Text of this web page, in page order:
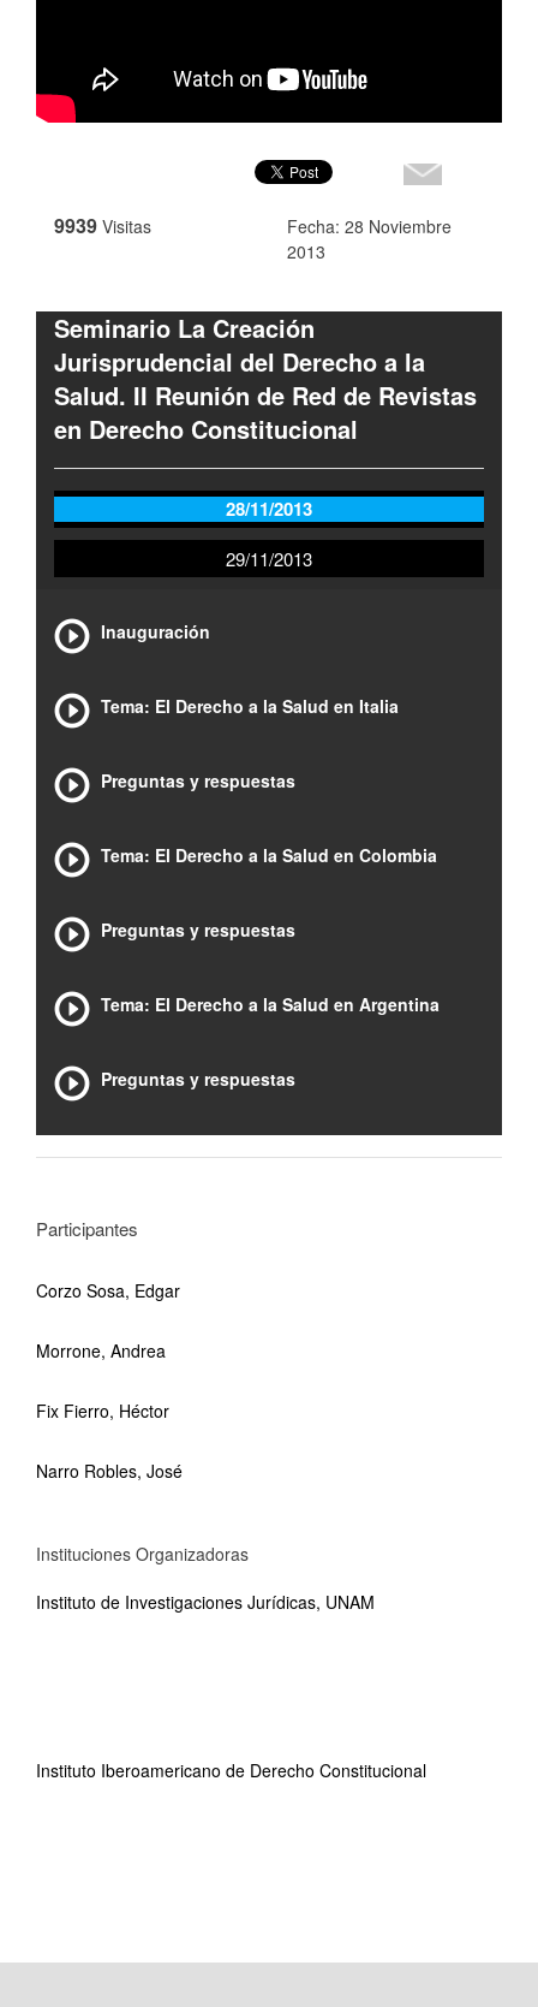
9939 Visitas
Fecha: 28 Noviembre
2013
Seminario La Creación
Jurisprudencial del Derecho a la
Salud. II Reunión de Red de Revistas
en Derecho Constitucional
28/11/2013
29/11/2013
Inauguración
Tema: El Derecho a la Salud en Italia
Preguntas y respuestas
Tema: El Derecho a la Salud en Colombia
Preguntas y respuestas
Tema: El Derecho a la Salud en Argentina
Preguntas y respuestas
Participantes
Corzo Sosa, Edgar
Morrone, Andrea
Fix Fierro, Héctor
Narro Robles, José
Instituciones Organizadoras
Instituto de Investigaciones Jurídicas, UNAM
Instituto Iberoamericano de Derecho Constitucional